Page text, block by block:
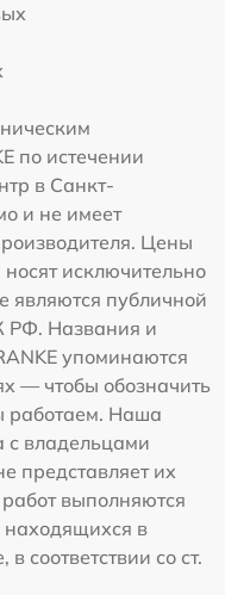
по истечении
в Санкт-
и не имеет
Цены
исключительно
являются публичной
РФ. Названия и
упоминаются
— чтобы обозначить
работаем. Наша
владельцами
представляет их
выполняются
находящихся в
соответствии со ст.